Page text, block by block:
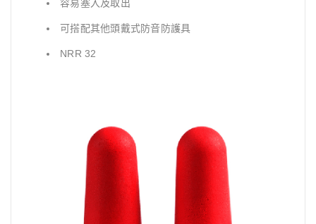
容易塞入及取出
可搭配其他頭戴式防音防護具
NRR 32